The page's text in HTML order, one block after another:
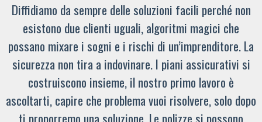
Diffidiamo da sempre delle soluzioni facili perché non
esistono due clienti uguali, algoritmi magici che
possano mixare i sogni e i rischi di un’imprenditore. La
sicurezza non tira a indovinare. I piani assicurativi si
costruiscono insieme, il nostro primo lavoro è
ascoltarti, capire che problema vuoi risolvere, solo dopo
ti proporremo una soluzione. Le polizze si possono